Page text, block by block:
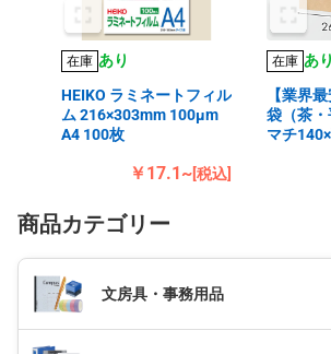
在庫 あり
HEIKO ラミネートフィル
ム 216×303mm 100μm
A4 100枚
￥17.1~[税込]
在庫 あり
【業界
袋（茶
マチ
商品カテゴリー
文房具・事務用品